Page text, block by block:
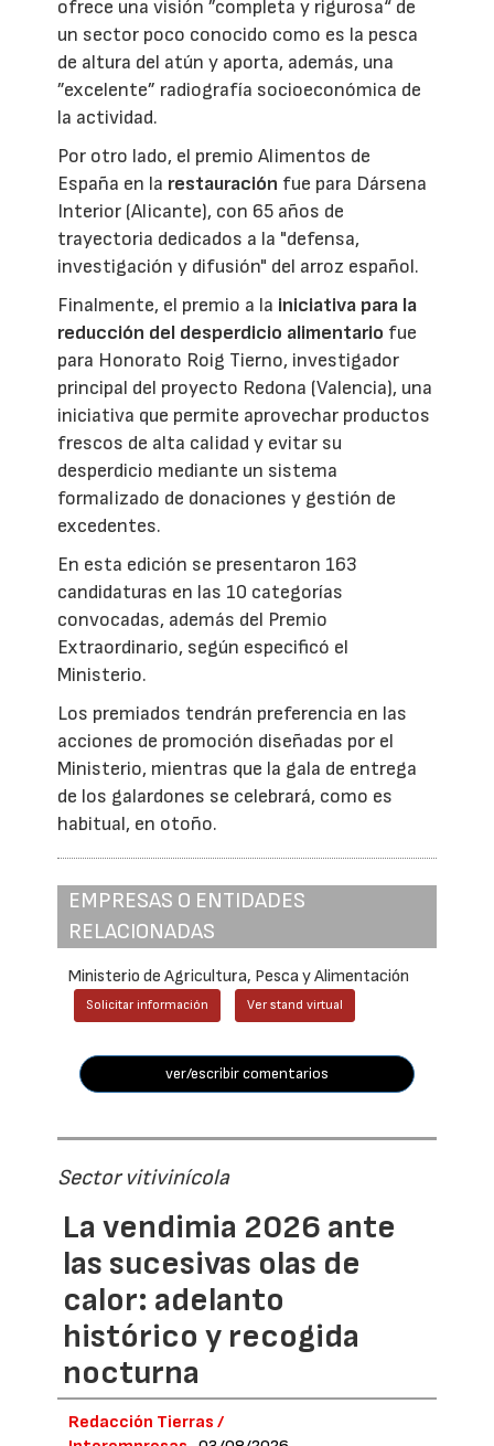
ofrece una visión ”completa y rigurosa“ de
un sector poco conocido como es la pesca
de altura del atún y aporta, además, una
”excelente” radiografía socioeconómica de
la actividad.
Por otro lado, el premio Alimentos de
España en la restauración fue para Dársena
Interior (Alicante), con 65 años de
trayectoria dedicados a la "defensa,
investigación y difusión" del arroz español.
Finalmente, el premio a la iniciativa para la
reducción del desperdicio alimentario fue
para Honorato Roig Tierno, investigador
principal del proyecto Redona (Valencia), una
iniciativa que permite aprovechar productos
frescos de alta calidad y evitar su
desperdicio mediante un sistema
formalizado de donaciones y gestión de
excedentes.
En esta edición se presentaron 163
candidaturas en las 10 categorías
convocadas, además del Premio
Extraordinario, según especificó el
Ministerio.
Los premiados tendrán preferencia en las
acciones de promoción diseñadas por el
Ministerio, mientras que la gala de entrega
de los galardones se celebrará, como es
habitual, en otoño.
EMPRESAS O ENTIDADES
RELACIONADAS
Ministerio de Agricultura, Pesca y Alimentación
Solicitar información Ver stand virtual
ver/escribir comentarios
Sector vitivinícola
La vendimia 2026 ante
las sucesivas olas de
calor: adelanto
histórico y recogida
nocturna
Redacción Tierras /